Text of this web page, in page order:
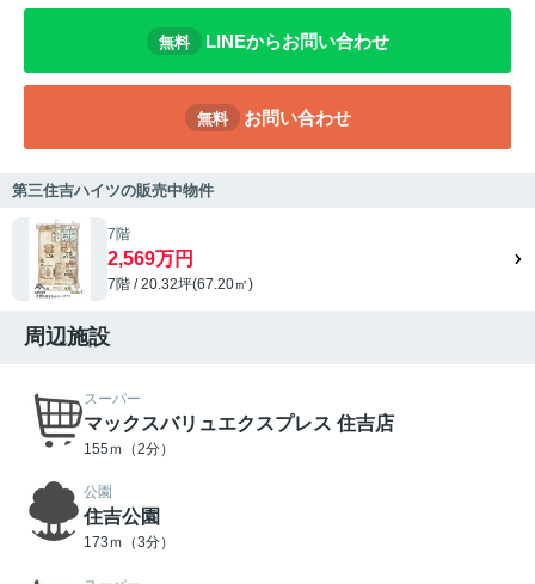
無料 LINEからお問い合わせ
無料 お問い合わせ
第三住吉ハイツの販売中物件
7階
2,569万円
7階 / 20.32坪(67.20㎡)
周辺施設
スーパー
マックスバリュエクスプレス 住吉店
155ｍ（2分）
公園
住吉公園
173ｍ（3分）